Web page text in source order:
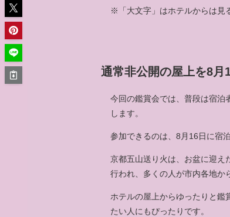
※「大文字」はホテルからは見
通常非公開の屋上を8月
今回の鑑賞会では、普段は宿泊
します。
参加できるのは、8月16日に宿
京都五山送り火は、お盆に迎え
行われ、多くの人が市内各地か
ホテルの屋上からゆったりと鑑
たい人にもぴったりです。